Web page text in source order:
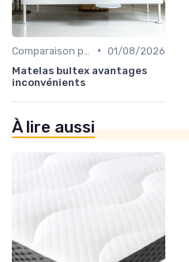
• 01/08/2026
Matelas bultex avantages
inconvénients
À lire aussi